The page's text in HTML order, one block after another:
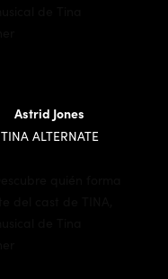
Astrid Jones
TINA ALTERNATE